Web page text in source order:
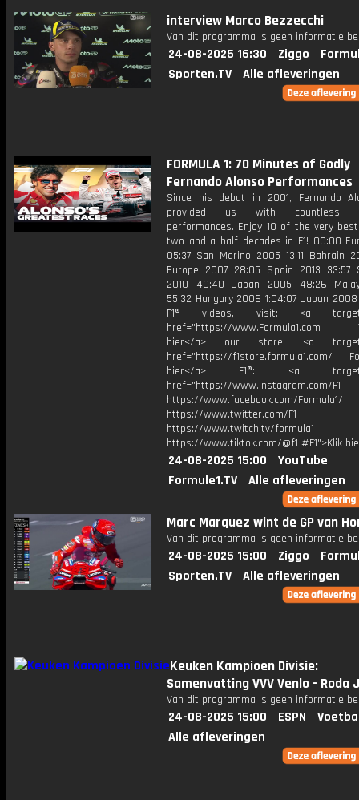
interview Marco Bezzecchi
Van dit programma is geen informatie
24-08-2025 16:30 Ziggo
Sporten.TV
Alle afleveringen
FORMULA 1: 70 Minutes of Godly
Fernando Alonso Performances
Since his debut in 2001, Fernando
provided us with countless
performances. Enjoy 10 of the very
two and a half decades in F1! 00:00
05:37 San Marino 2005 13:11 Bahrain
Europe 2007 28:05 Spain 2013 33:57
2010 40:40 Japan 2005 48:26
55:32 Hungary 2006 1:04:07 Japan
F1® videos, visit: <a
href="https://www.Formula1.com
hier</a> our store: <a
href="https://f1store.formula1.com/
hier</a> F1®: <a
href="https://www.instagram.com/F1
https://www.facebook.com/Formula1/
https://www.twitter.com/F1
https://www.twitch.tv/formula1
https://www.tiktok.com/@f1 #F1">Klik
24-08-2025 15:00
YouTube
Formule1.TV
Alle afleveringen
Marc Marquez wint de GP van
Van dit programma is geen informatie
24-08-2025 15:00 Ziggo
Sporten.TV
Alle afleveringen
Keuken Kampioen Divisie:
Samenvatting VVV Venlo - Roda
Van dit programma is geen informatie
24-08-2025 15:00 ESPN
Alle afleveringen